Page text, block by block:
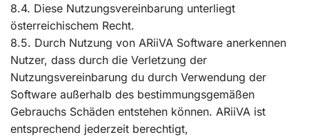
8.4. Diese Nutzungsvereinbarung unterliegt
österreichischem Recht.
8.5. Durch Nutzung von ARiiVA Software anerkennen
Nutzer, dass durch die Verletzung der
Nutzungsvereinbarung du durch Verwendung der
Software außerhalb des bestimmungsgemäßen
Gebrauchs Schäden entstehen können. ARiiVA ist
entsprechend jederzeit berechtigt,